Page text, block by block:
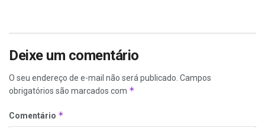
Deixe um comentário
O seu endereço de e-mail não será publicado. Campos
obrigatórios são marcados com *
Comentário *